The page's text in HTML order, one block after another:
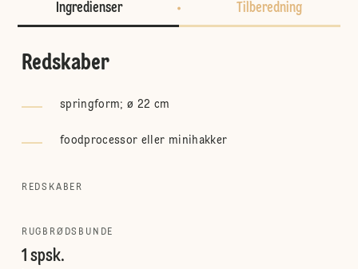
Ingredienser Tilberedning
Redskaber
springform; ø 22 cm
foodprocessor eller minihakker
REDSKABER
RUGBRØDSBUNDE
1 spsk.